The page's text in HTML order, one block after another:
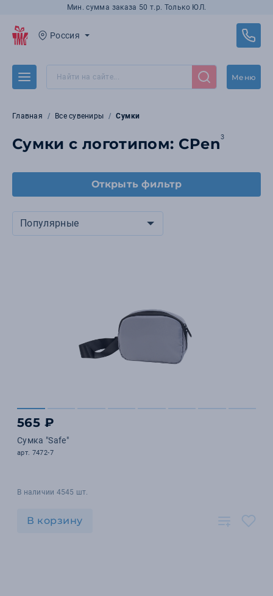
Мин. сумма заказа 50 т.р. Только ЮЛ.
Россия
Меню
Главная Все сувениры Сумки
Сумки с логотипом: CPen3
Открыть фильтр
Популярные
565 ₽
Сумка "Safe"
арт. 7472-7
В наличии 4545 шт.
В корзину